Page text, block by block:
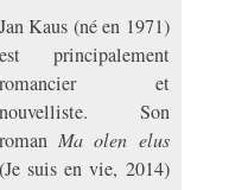
Jan Kaus (né en 1971)
est principalement
romancier et
nouvelliste. Son
romanMa olen elus
(Je suis en vie, 2014)